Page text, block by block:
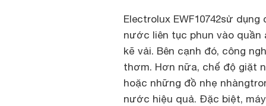
Electrolux EWF10742sử dụng
nước liên tục phun vào
kẽ vải. Bên cạnh đó, công
thơm. Hơn nữa, chế độ giặt
hoặc những đồ nhẹ nhàng
nước hiệu quả. Đặc biệt,